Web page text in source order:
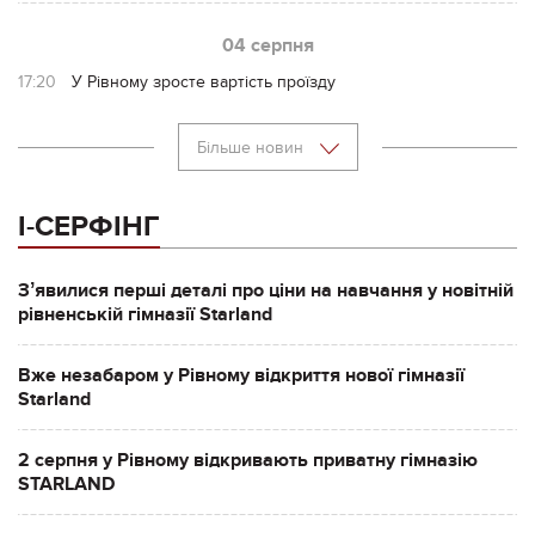
04 серпня
17:20 У Рівному зросте вартість проїзду
Більше новин
І-СЕРФІНГ
Зʼявилися перші деталі про ціни на навчання у новітній
рівненській гімназії Starland
Вже незабаром у Рівному відкриття нової гімназії
Starland
2 серпня у Рівному відкривають приватну гімназію
STARLAND